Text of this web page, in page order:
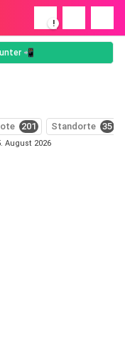
!
📲
201 Standorte 35
August 2026